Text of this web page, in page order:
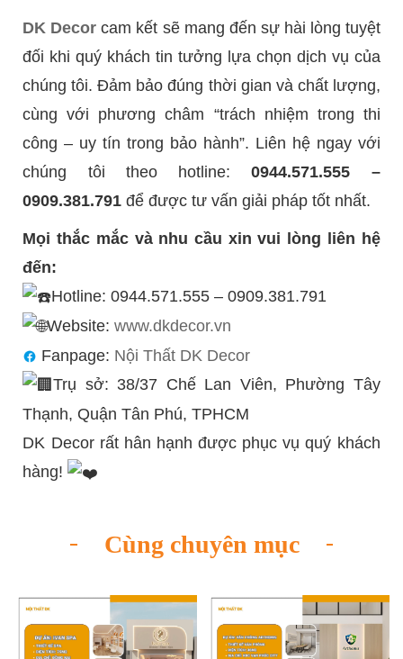
DK Decor cam kết sẽ mang đến sự hài lòng tuyệt
đối khi quý khách tin tưởng lựa chọn dịch vụ của
chúng tôi. Đảm bảo đúng thời gian và chất lượng,
cùng với phương châm “trách nhiệm trong thi
công – uy tín trong bảo hành”. Liên hệ ngay với
chúng tôi theo hotline: 0944.571.555 –
0909.381.791 để được tư vấn giải pháp tốt nhất.
Mọi thắc mắc và nhu cầu xin vui lòng liên hệ
đến:
Hotline: 0944.571.555 – 0909.381.791
Website:www.dkdecor.vn
Fanpage: Nội Thất DK Decor
Trụ sở: 38/37 Chế Lan Viên, Phường Tây
Thạnh, Quận Tân Phú, TPHCM
DK Decor rất hân hạnh được phục vụ quý khách
hàng!
Cùng chuyên mục